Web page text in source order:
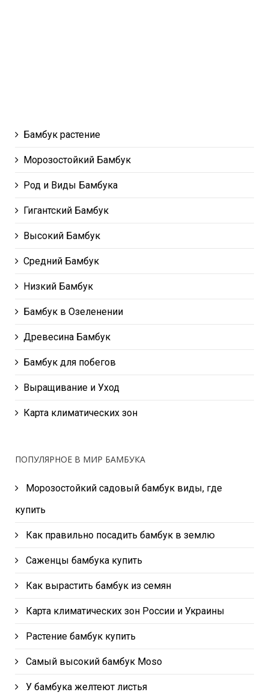
Бамбук растение
Морозостойкий Бамбук
Род и Виды Бамбука
Гигантский Бамбук
Высокий Бамбук
Средний Бамбук
Низкий Бамбук
Бамбук в Озеленении
Древесина Бамбук
Бамбук для побегов
Выращивание и Уход
Карта климатических зон
ПОПУЛЯРНОЕ В МИР БАМБУКА
Морозостойкий садовый бамбук виды, где
купить
Как правильно посадить бамбук в землю
Саженцы бамбука купить
Как вырастить бамбук из семян
Карта климатических зон России и Украины
Растение бамбук купить
Самый высокий бамбук Moso
У бамбука желтеют листья